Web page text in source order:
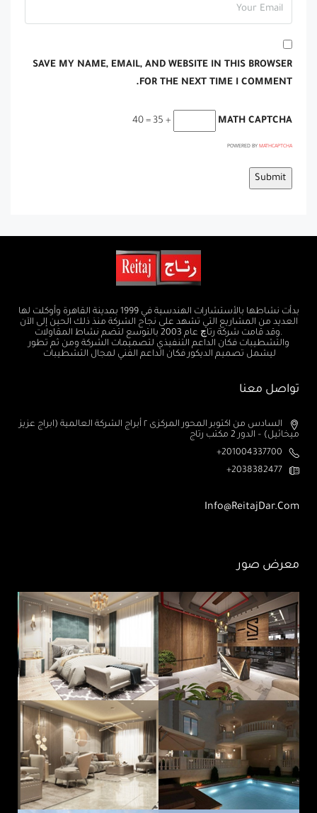
SAVE MY NAME, EMAIL, AND WEBSITE IN THIS BROWSER
FOR THE NEXT TIME I COMMENT.
MATH CAPTCHA
+ 35 = 40
POWERED BY MATHCAPTCHA
بدأت نشاطها بالأستشارات الهندسية في 1999 بمدينة القاهرة وأوكلت لها
العديد من المشاريع التي تشهد على نجاح الشركة منذ ذلك الحين إلى الآن
.وقد قامت شركة رتاچ عام 2003 بالتوسع لتضم نشاط المقاولات
والتشطيبات فكان الداعم التنفيذي لتصميمات الشركة ومن ثم تطور
ليشمل تصميم الديكور فكان الداعم الفني لمجال التشطيبات
تواصل معنا
السادس من اكتوبر المحور المركزى ٢ أبراج الشركة العالمية (ابراج عزيز
ميخائيل) – الدور 2 مكتب رتاج
201004337700+
2038382477+
Info@ReitajDar.com
معرض صور